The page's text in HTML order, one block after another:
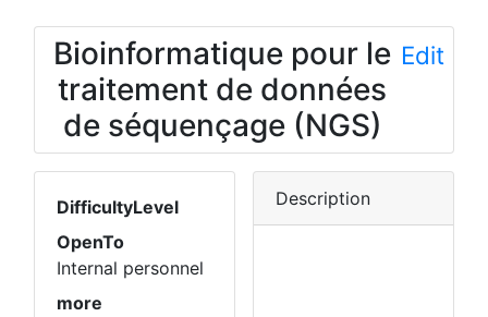
Bioinformatique pour le
traitement de données
de séquençage (NGS)
Edit
DifficultyLevel
OpenTo
Internal personnel
more
Description